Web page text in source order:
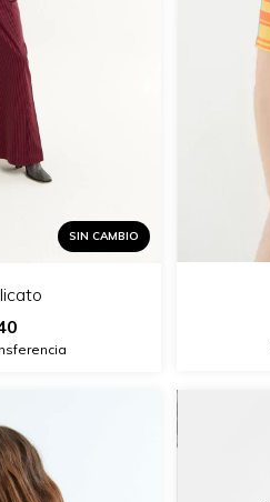
SIN CAMBIO